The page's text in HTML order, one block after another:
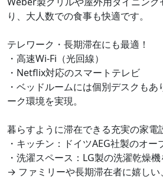
り、大人数での食事も快適です。
テレワーク・長期滞在にも最適！
・高速Wi-Fi（光回線）
・Netflix対応のスマートテレビ
・ベッドルームには個別デスクも
ーク環境を実現。
暮らすように滞在できる充実の家電
・キッチン：ドイツAEG社製のオ
・洗濯スペース：LG製の洗濯乾燥
→ ファミリーや長期滞在者に嬉しい